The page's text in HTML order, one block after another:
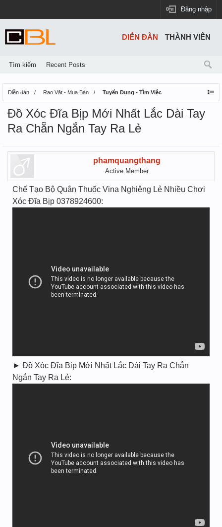
Đăng nhập
Diễn đàn Rao Vặt - Mua Bán Tuyển Dụng - Tìm Việc
Đồ Xóc Đĩa Bịp Mới Nhất Lắc Dài Tay
Ra Chẵn Ngắn Tay Ra Lẻ
phamquangthang
Active Member
Chế Tạo Bộ Quân Thuốc Vina Nghiêng Lẻ Nhiều Chơi
Xóc Đĩa Bịp 0378924600:
► Đồ Xóc Đĩa Bịp Mới Nhất Lắc Dài Tay Ra Chẵn
Ngắn Tay Ra Lẻ:
DIỄN ĐÀN
Tìm kiếm Recent Posts
THÀNH VIÊN